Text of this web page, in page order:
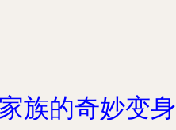
族的奇妙变身